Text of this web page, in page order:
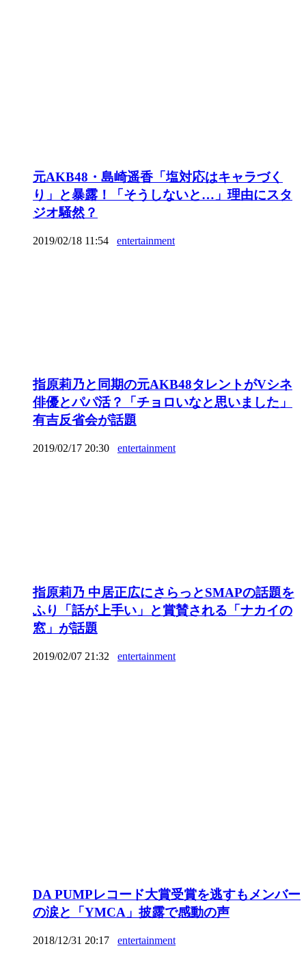
元AKB48・島崎遥香「塩対応はキャラづく
り」と暴露！「そうしないと…」理由にスタ
ジオ騒然？
2019/02/18 11:54 entertainment
指原莉乃と同期の元AKB48タレントがVシネ
俳優とパパ活？「チョロいなと思いました」
有吉反省会が話題
2019/02/17 20:30 entertainment
指原莉乃 中居正広にさらっとSMAPの話題を
ふり「話が上手い」と賞賛される「ナカイの
窓」が話題
2019/02/07 21:32 entertainment
DA PUMPレコード大賞受賞を逃すもメンバー
の涙と「YMCA」披露で感動の声
2018/12/31 20:17 entertainment